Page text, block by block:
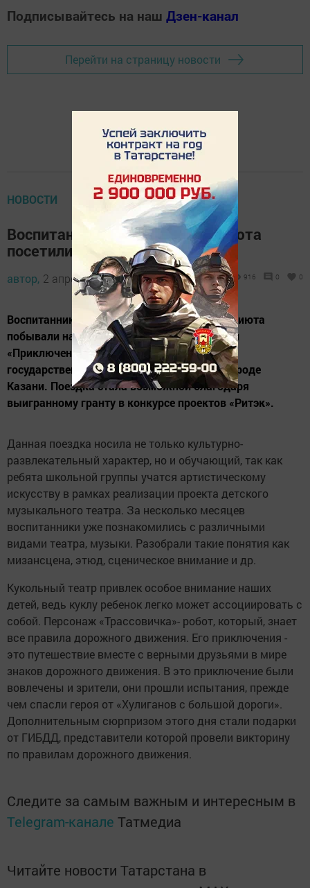
Подписывайтесь на наш Дзен-канал
Перейти на страницу новости
НОВОСТИ
Воспитанники елабужского приюта
посетили кукольный театр
автор, 2 апреля 2013 - 12:29 916 0 0
Воспитанники Елабужского социального приюта
побывали на долгожданном представлении
«Приключения трассовичка» в Татарском
государственном театре кукол «Экият» в городе
Казани. Поездка стала возможной благодаря
выигранному гранту в конкурсе проектов «Ритэк».
Данная поездка носила не только культурно-
развлекательный характер, но и обучающий, так как
ребята школьной группы учатся артистическому
искусству в рамках реализации проекта детского
музыкального театра. За несколько месяцев
воспитанники уже познакомились с различными
видами театра, музыки. Разобрали такие понятия как
мизансцена, этюд, сценическое внимание и др.
Кукольный театр привлек особое внимание наших
детей, ведь куклу ребенок легко может ассоциировать с
собой. Персонаж «Трассовичка»- робот, который, знает
все правила дорожного движения. Его приключения -
это путешествие вместе с верными друзьями в мире
знаков дорожного движения. В это приключение были
вовлечены и зрители, они прошли испытания, прежде
чем спасли героя от «Хулиганов с большой дороги».
Дополнительным сюрпризом этого дня стали подарки
от ГИБДД, представители которой провели викторину
по правилам дорожного движения.
Следите за самым важным и интересным в
Telegram-канале Татмедиа
Читайте новости Татарстана в